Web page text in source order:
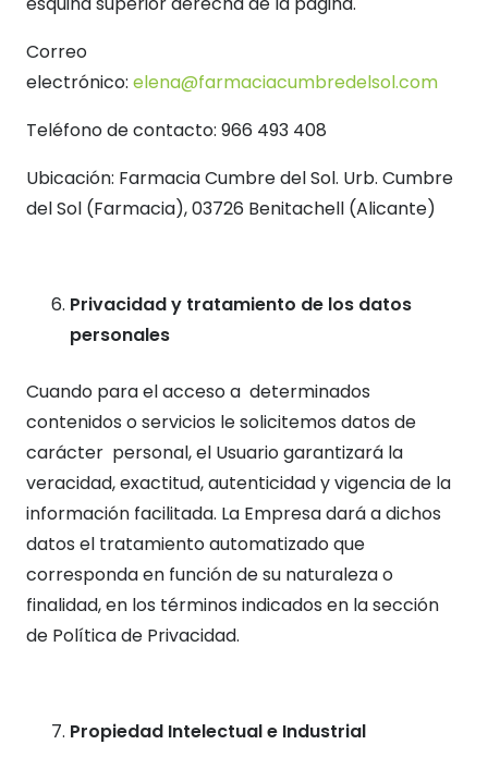
Correo
electrónico: elena@farmaciacumbredelsol.com
Teléfono de contacto: 966 493 408
Ubicación: Farmacia Cumbre del Sol. Urb. Cumbre
del Sol (Farmacia), 03726 Benitachell (Alicante)
Privacidad y tratamiento de los datos
personales
Cuando para el acceso a determinados
contenidos o servicios le solicitemos datos de
carácter personal, el Usuario garantizará la
veracidad, exactitud, autenticidad y vigencia de la
información facilitada. La Empresa dará a dichos
datos el tratamiento automatizado que
corresponda en función de su naturaleza o
finalidad, en los términos indicados en la sección
de Política de Privacidad.
Propiedad Intelectual e Industrial